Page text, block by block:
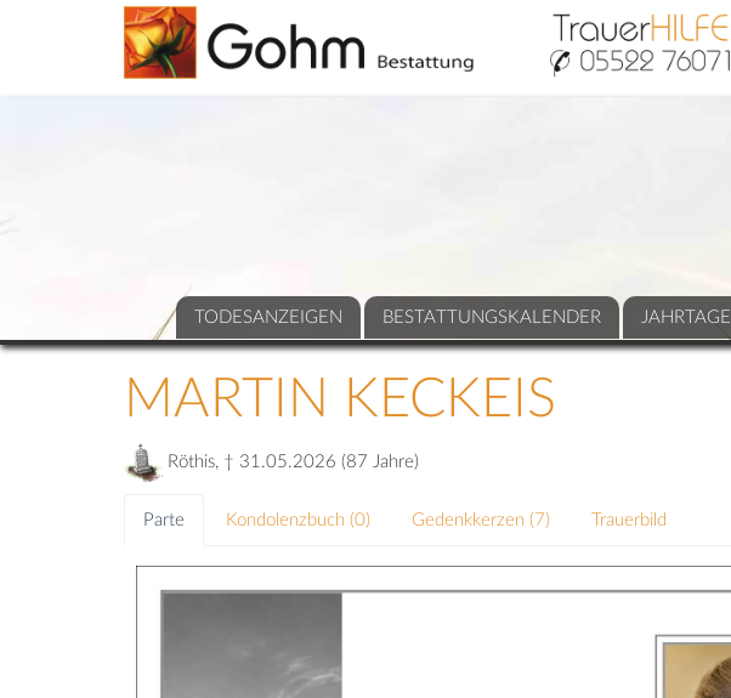
TODESANZEIGEN BESTATTUNGSKALENDER JAHRTAGE
MARTIN KECKEIS
Röthis, † 31.05.2026 (87 Jahre)
Parte Kondolenzbuch (0) Gedenkkerzen ( 7)
Trauerbild